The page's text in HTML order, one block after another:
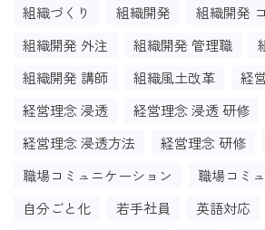
組織づくり
組織開発
組織開発
組織開発 外注
組織開発 管理職
組織開発 講師
組織風土改革
経
経営理念 浸透
経営理念 浸透 研修
経営理念 浸透方法
経営理念 研修
職場コミュニケーション
職場コミ
自分ごと化
若手社員 英語対応